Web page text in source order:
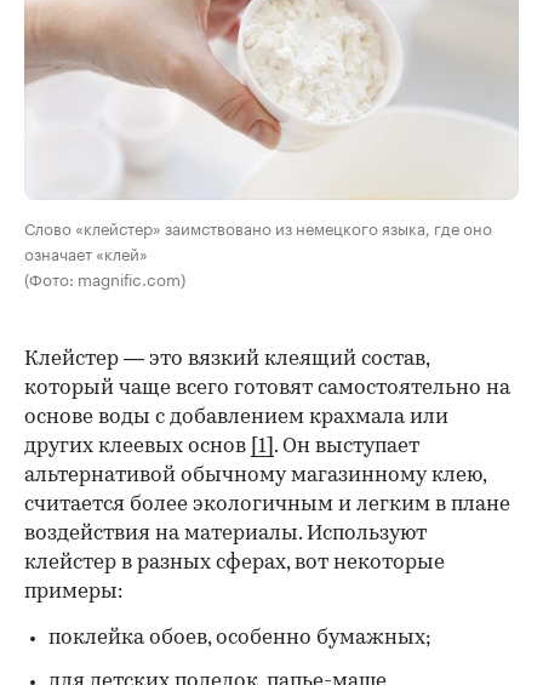
Слово «клейстер» заимствовано из немецкого языка, где оно
означает «клей»
(Фото: magnific.com)
00:00 / 00:00
Клейстер — это вязкий клеящий состав,
который чаще всего готовят самостоятельно на
основе воды с добавлением крахмала или
других клеевых основ [1] . Он выступает
альтернативой обычному магазинному клею,
считается более экологичным и легким в плане
воздействия на материалы. Используют
клейстер в разных сферах, вот некоторые
примеры:
поклейка обоев, особенно бумажных;